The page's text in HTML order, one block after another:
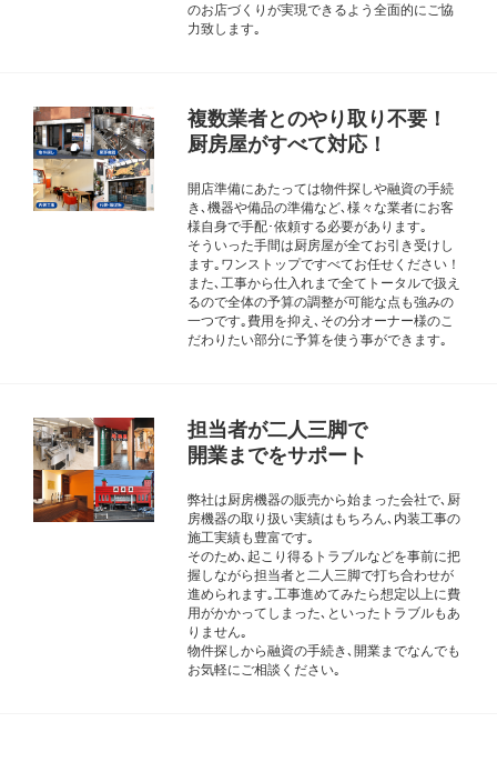
のお店づくりが実現できるよう全面的にご協
力致します｡
複数業者とのやり取り不要！
厨房屋がすべて対応！
開店準備にあたっては物件探しや融資の手続
き､機器や備品の準備など､様々な業者にお客
様自身で手配･依頼する必要があります｡
そういった手間は厨房屋が全てお引き受けし
ます｡ワンストップですべてお任せください！
また､工事から仕入れまで全てトータルで扱え
るので全体の予算の調整が可能な点も強みの
一つです｡費用を抑え､その分オーナー様のこ
だわりたい部分に予算を使う事ができます｡
担当者が二人三脚で
開業までをサポート
弊社は厨房機器の販売から始まった会社で､厨
房機器の取り扱い実績はもちろん､内装工事の
施工実績も豊富です｡
そのため､起こり得るトラブルなどを事前に把
握しながら担当者と二人三脚で打ち合わせが
進められます｡工事進めてみたら想定以上に費
用がかかってしまった､といったトラブルもあ
りません｡
物件探しから融資の手続き､開業までなんでも
お気軽にご相談ください｡